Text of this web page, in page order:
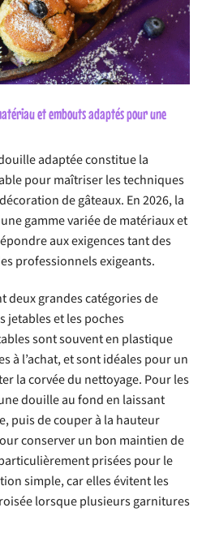
et embouts adaptés pour une
adaptée constitue la
pour maîtriser les techniques
de gâteaux. En 2026, la
gamme variée de matériaux et
aux exigences tant des
professionnels exigeants.
deux grandes catégories de
jetables et les poches
sont souvent en plastique
à l’achat, et sont idéales pour un
la corvée du nettoyage. Pour les
douille au fond en laissant
puis de couper à la hauteur
conserver un bon maintien de
prisées pour le
simple, car elles évitent les
lorsque plusieurs garnitures